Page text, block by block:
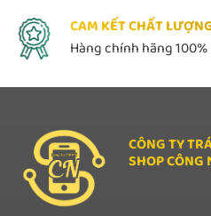
CAM KẾT CHẤT
Hàng chính hãng 100%
CÔNG TY
SHOP CÔNG